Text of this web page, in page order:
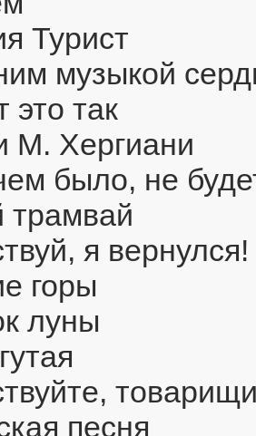
Турист
музыкой
это так
М. Хергиани
было, не
трамвай
я вернулся!
горы
луны
песня